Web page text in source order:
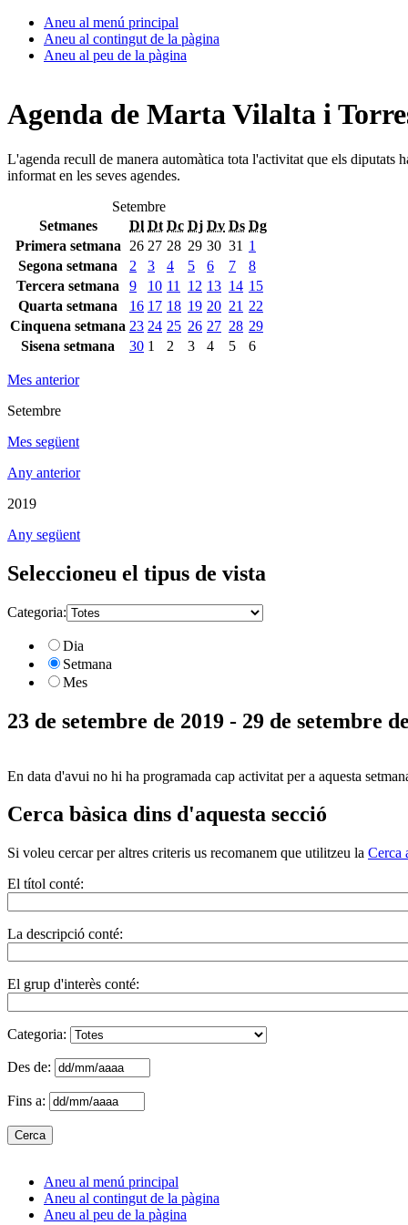
Aneu al menú principal
Aneu al contingut de la pàgina
Aneu al peu de la pàgina
Agenda de Marta Vilalta i
L'agenda recull de manera automàtica tota l'activitat que els diputats
informat en les seves agendes.
Setembre
Setmanes
Dl Dt Dc Dj Dv Ds Dg
Primera setmana
26 27 28 29 30 31 1
Segona setmana
2 3 4 5 6 7
8
Tercera setmana
9 10 11 12 13 14 15
Quarta setmana
16 17 18 19 20 21 22
Cinquena setmana 23 24 25 26 27 28 29
Sisena setmana
30 1 2 3 4 5 6
Mes anterior
Setembre
Mes següent
Any anterior
2019
Any següent
Seleccioneu el tipus de vista
Categoria:
Dia
Setmana
Mes
23 de setembre de 2019 - 29 de setembre
En data d'avui no hi ha programada cap activitat per a aquesta
Cerca bàsica dins d'aquesta secció
Si voleu cercar per altres criteris us recomanem que utilitzeu la Cerca
El títol conté:
La descripció conté:
El grup d'interès conté:
Categoria:
Des de:
Fins a:
Aneu al menú principal
Aneu al contingut de la pàgina
Aneu al peu de la pàgina